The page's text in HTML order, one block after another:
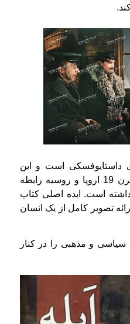
داستایوفسکی است و این
کتاب مانند اغلب داستانهای قرن 19 اروپا و روسیه رابطه
است. ایده اصلی کتاب
تصویر کامل از یک انسان
سیاسی و مذهبی را در کنار